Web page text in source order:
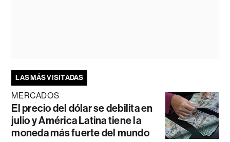
LAS MÁS VISITADAS
MERCADOS
El precio del dólar se debilita en
julio y América Latina tiene la
moneda más fuerte del mundo